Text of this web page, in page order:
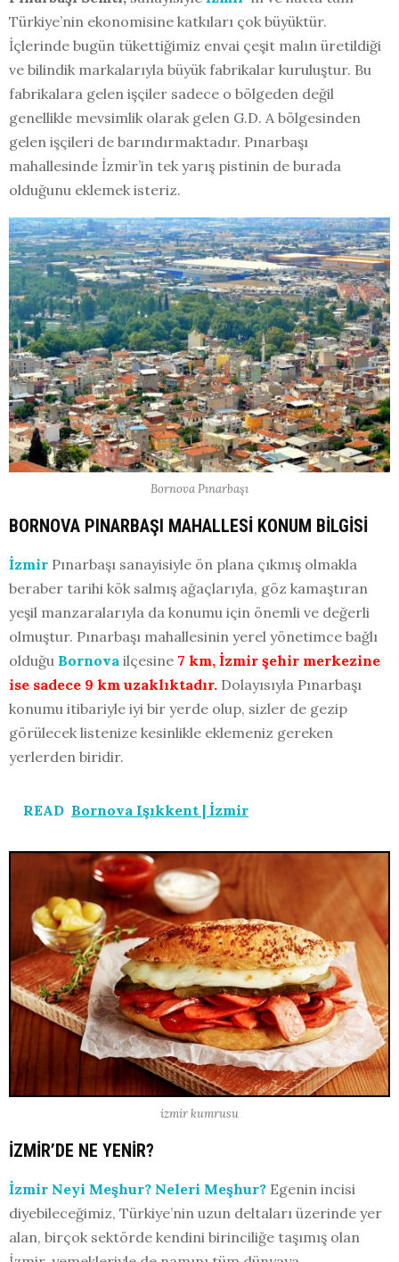
Türkiye’nin ekonomisine katkıları çok büyüktür.
İçlerinde bugün tükettiğimiz envai çeşit malın üretildiği
ve bilindik markalarıyla büyük fabrikalar kuruluştur. Bu
fabrikalara gelen işçiler sadece o bölgeden değil
genellikle mevsimlik olarak gelen G.D. A bölgesinden
gelen işçileri de barındırmaktadır. Pınarbaşı
mahallesinde İzmir’in tek yarış pistinin de burada
olduğunu eklemek isteriz.
Bornova Pınarbaşı
BORNOVA PINARBAŞI MAHALLESİ KONUM BİLGİSİ
İzmir Pınarbaşı sanayisiyle ön plana çıkmış olmakla
beraber tarihi kök salmış ağaçlarıyla, göz kamaştıran
yeşil manzaralarıyla da konumu için önemli ve değerli
olmuştur. Pınarbaşı mahallesinin yerel yönetimce bağlı
olduğu Bornova ilçesine 7 km, İzmir şehir merkezine
ise sadece 9 km uzaklıktadır. Dolayısıyla Pınarbaşı
konumu itibariyle iyi bir yerde olup, sizler de gezip
görülecek listenize kesinlikle eklemeniz gereken
yerlerden biridir.
READ Bornova Işıkkent | İzmir
izmir kumrusu
İZMİR’DE NE YENİR?
İzmir Neyi Meşhur? Neleri Meşhur? Egenin incisi
diyebileceğimiz, Türkiye’nin uzun deltaları üzerinde yer
alan, birçok sektörde kendini birinciliğe taşımış olan